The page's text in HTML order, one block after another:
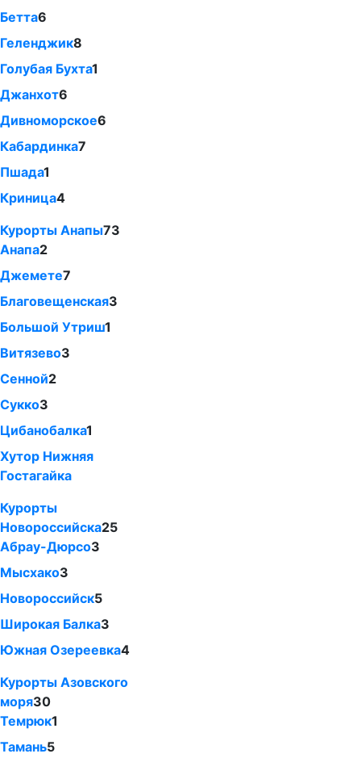
Бетта6
Геленджик8
Голубая Бухта1
Джанхот6
Дивноморское6
Кабардинка7
Пшада1
Криница4
Курорты Анапы73
Анапа2
Джемете7
Благовещенская3
Большой Утриш1
Витязево3
Сенной2
Сукко3
Цибанобалка1
Хутор Нижняя
Гостагайка
Курорты
Новороссийска25
Абрау-Дюрсо3
Мысхако3
Новороссийск5
Широкая Балка3
Южная Озереевка4
Курорты Азовского
моря30
Темрюк1
Тамань5